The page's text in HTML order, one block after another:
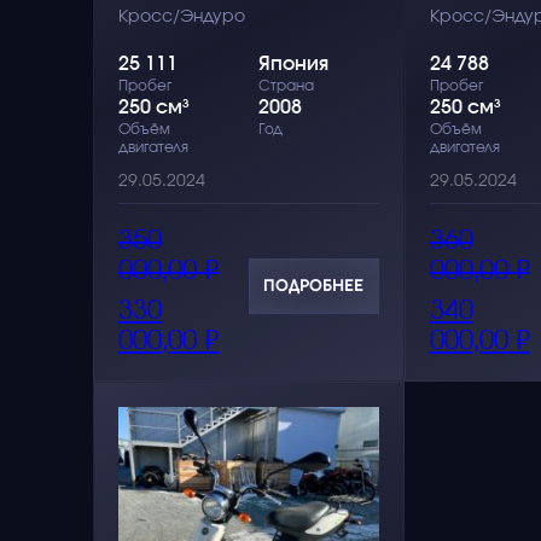
Кросс/Эндуро
25 111
Пробег
Япония
Страна
250 см³
Объём
двигателя
2008
Год
29.05.2024
350
000,00₽
350
000,00 ₽.
330
000,00 ₽
000,00 ₽.
ПОДРОБНЕЕ
Кросс/
24 788
Пробег
250 см³
Объём
двигателя
29.05.2024
360
000,00₽
340
000,00 ₽